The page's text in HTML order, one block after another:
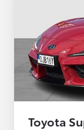
Toyota